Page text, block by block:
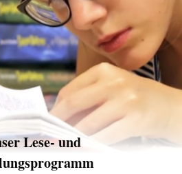
Lese- und